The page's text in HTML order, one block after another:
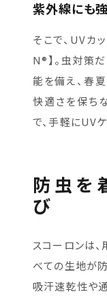
紫外線にも
そこで、UVカ
N®】。虫対策
能を備え、春
快適さを保ち
で、手軽にUV
防虫を
び
スコーロンは
べての生地が
吸汗速乾性や